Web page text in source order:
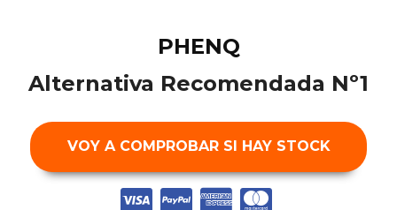
PHENQ
Alternativa Recomendada Nº1
VOY A COMPROBAR SI HAY STOCK